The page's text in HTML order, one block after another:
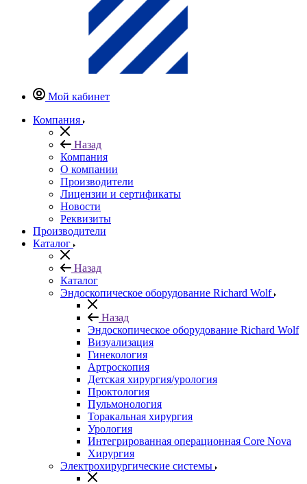
Мой кабинет
Компания
Назад
Компания
О компании
Производители
Лицензии и сертификаты
Новости
Реквизиты
Производители
Каталог
Назад
Каталог
Эндоскопическое оборудование Richard Wolf
Назад
Эндоскопическое оборудование Richard Wolf
Визуализация
Гинекология
Артроскопия
Детская хирургия/урология
Проктология
Пульмонология
Торакальная хирургия
Урология
Интегрированная операционная Core Nova
Хирургия
Электрохирургические системы